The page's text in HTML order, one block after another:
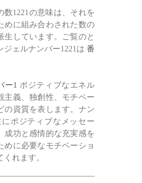
数1221の意味は、それを
めに組み合わされた数の
生しています。ご覧のと
ジェルナンバー1221は 番
ー1 ポジティブなエネル
主義、独創性、モチベー
の資質を表します。ナン
ポジティブなメッセー
成功と感情的な充実感を
めに必要なモチベーショ
くれます。